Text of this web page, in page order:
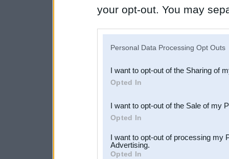
your opt-out. You may
Downstream Participants
third parties.
Personal Data Processing Opt Outs
I want to opt-out of the Sharing of
Opted In
I want to opt-out of the Sale of my
Opted In
I want to opt-out of processing my
Advertising.
Opted In